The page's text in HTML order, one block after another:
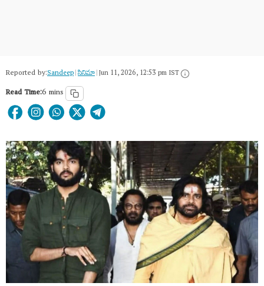
Reported by:Sandeep|సినిమా|Jun 11, 2026, 12:53 pm IST
Read Time:6 mins